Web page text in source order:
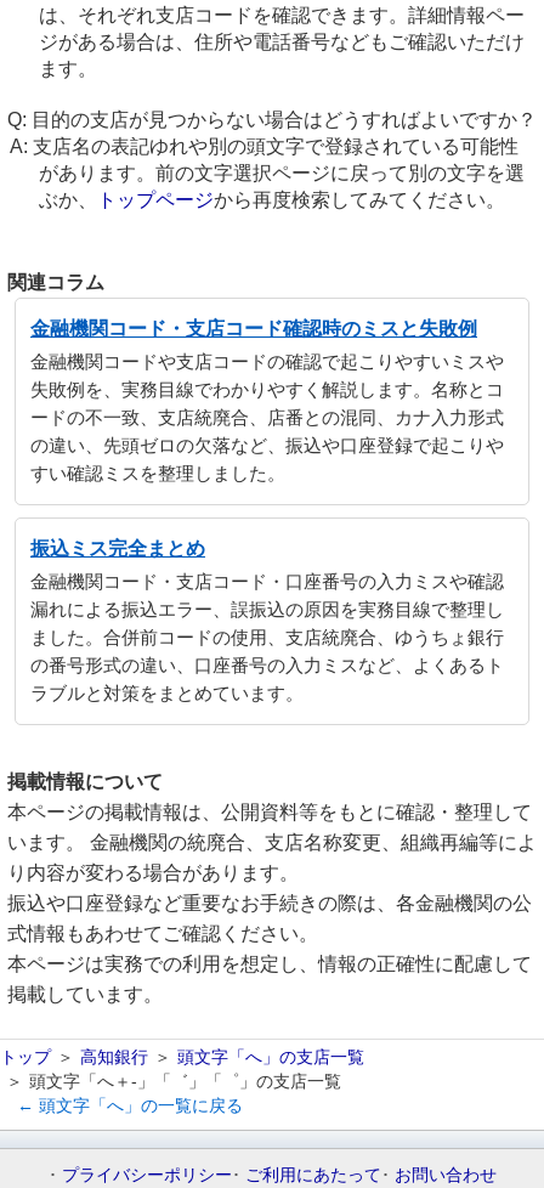
は、それぞれ支店コードを確認できます。詳細情報ペー
ジがある場合は、住所や電話番号などもご確認いただけ
ます。
目的の支店が見つからない場合はどうすればよいですか？
支店名の表記ゆれや別の頭文字で登録されている可能性
があります。前の文字選択ページに戻って別の文字を選
ぶか、
トップページから再度検索してみてください。
関連コラム
金融機関コード・支店コード確認時のミスと失敗例
金融機関コードや支店コードの確認で起こりやすいミスや
失敗例を、実務目線でわかりやすく解説します。名称とコ
ードの不一致、支店統廃合、店番との混同、カナ入力形式
の違い、先頭ゼロの欠落など、振込や口座登録で起こりや
すい確認ミスを整理しました。
振込ミス完全まとめ
金融機関コード・支店コード・口座番号の入力ミスや確認
漏れによる振込エラー、誤振込の原因を実務目線で整理し
ました。合併前コードの使用、支店統廃合、ゆうちょ銀行
の番号形式の違い、口座番号の入力ミスなど、よくあるト
ラブルと対策をまとめています。
掲載情報について
本ページの掲載情報は、公開資料等をもとに確認・整理して
います。 金融機関の統廃合、支店名称変更、組織再編等によ
り内容が変わる場合があります。
振込や口座登録など重要なお手続きの際は、各金融機関の公
式情報もあわせてご確認ください。
本ページは実務での利用を想定し、情報の正確性に配慮して
掲載しています。
トップ 高知銀行
頭文字「へ」の支店一覧
頭文字「へ＋-」「゛」「゜」の支店一覧
← 頭文字「へ」の一覧に戻る
プライバシーポリシー ご利用にあたって お問い合わせ